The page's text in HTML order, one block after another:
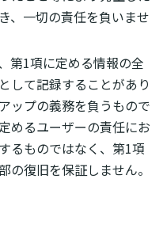
、一切の責任を負いませ
第1項に定める情報の全
して記録することがあり
ップの義務を負うもので
めるユーザーの責任にお
るものではなく、第1項
の復旧を保証しません。